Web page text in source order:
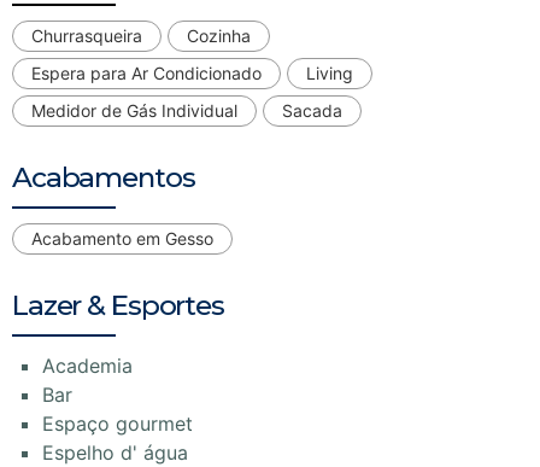
Churrasqueira
Cozinha
Espera para Ar Condicionado
Living
Medidor de Gás Individual
Sacada
Acabamentos
Acabamento em Gesso
Lazer & Esportes
Academia
Bar
Espaço gourmet
Espelho d' água